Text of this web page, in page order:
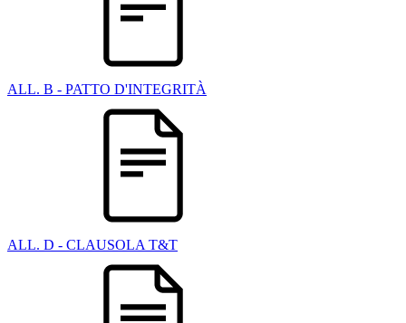
ALL. B - PATTO D'INTEGRITÀ
ALL. D - CLAUSOLA T&T